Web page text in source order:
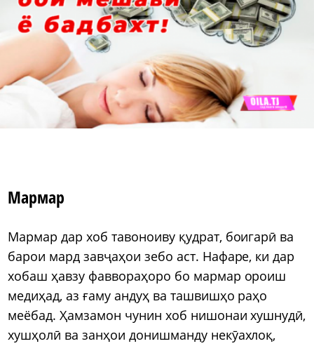
Мармар
Мармар дар хоб тавоноиву қудрат, боигарӣ ва
барои мард завҷаҳои зебо аст. Нафаре, ки дар
хобаш ҳавзу фаввораҳоро бо мармар ороиш
медиҳад, аз ғаму андуҳ ва ташвишҳо раҳо
меёбад. Ҳамзамон чунин хоб нишонаи хушнудӣ,
хушҳолӣ ва занҳои донишманду некӯахлоқ,